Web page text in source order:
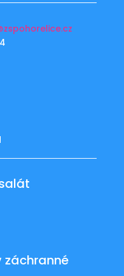
záchranné